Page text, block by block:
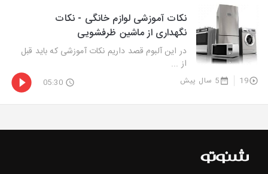
نکات آموزشی لوازم خانگی - نکات
نگهداری از ماشین ظرفشویی
در این آلبوم قصد داریم نکات آموزشی که باید قبل
از ...
19 5 سال پیش 05:30